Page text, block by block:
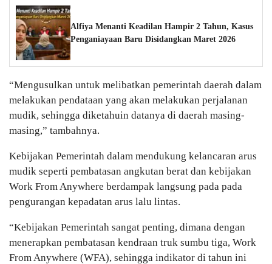
Alfiya Menanti Keadilan Hampir 2 Tahun, Kasus
Penganiayaan Baru Disidangkan Maret 2026
“Mengusulkan untuk melibatkan pemerintah daerah dalam
melakukan pendataan yang akan melakukan perjalanan
mudik, sehingga diketahuin datanya di daerah masing-
masing,” tambahnya.
Kebijakan Pemerintah dalam mendukung kelancaran arus
mudik seperti pembatasan angkutan berat dan kebijakan
Work From Anywhere berdampak langsung pada pada
pengurangan kepadatan arus lalu lintas.
“Kebijakan Pemerintah sangat penting, dimana dengan
menerapkan pembatasan kendraan truk sumbu tiga, Work
From Anywhere (WFA), sehingga indikator di tahun ini